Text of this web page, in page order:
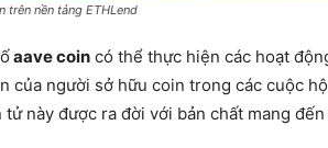
nền tảng ETHLend
aave coin có thể thực hiện các hoạt
của người sở hữu coin trong các cuộc
này được ra đời với bản chất mang